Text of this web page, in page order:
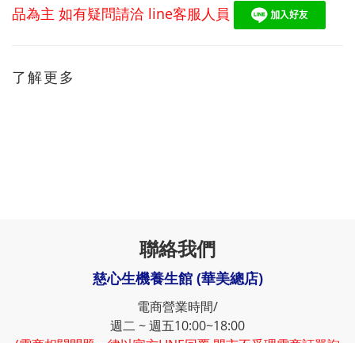
品為主 如有疑問請洽 line客服人員
了解更多
聯絡我們
慈心生機養生館 (華美總店)
電商營業時間/
週二 ~ 週五10:00~18:00